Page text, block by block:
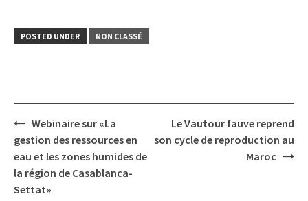
diplôme en communication
(Baccalauréat +3 minimum)
POSTED UNDER NON CLASSÉ
Post
navigation
Webinaire sur «La
gestion des ressources en
eau et les zones humides de
la région de Casablanca-
Settat»
Le Vautour fauve reprend
son cycle de reproduction au
Maroc